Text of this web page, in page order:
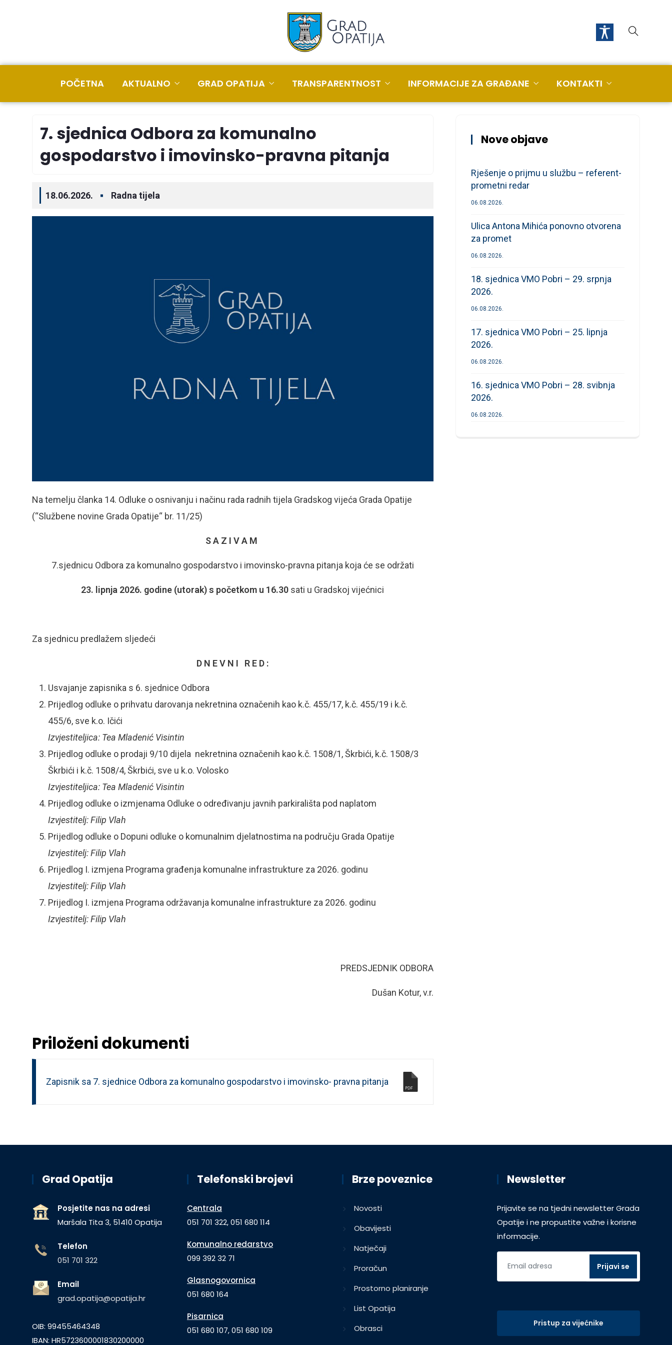
POČETNA AKTUALNO GRAD OPATIJA TRANSPARENTNOST INFORMACIJE ZA GRAĐANE KONTAKTI
7. sjednica Odbora za komunalno
gospodarstvo i imovinsko-pravna pitanja
18.06.2026. Radna tijela
Na temelju članka 14. Odluke o osnivanju i načinu rada radnih tijela Gradskog vijeća Grada Opatije
(“Službene novine Grada Opatije“ br. 11/25)
S A Z I V A M
7.sjednicu Odbora za komunalno gospodarstvo i imovinsko-pravna pitanja koja će se održati
23. lipnja 2026. godine (utorak) s početkom u 16.30 sati u Gradskoj vijećnici
Za sjednicu predlažem sljedeći
D N E V N I R E D :
Usvajanje zapisnika s 6. sjednice Odbora
Prijedlog odluke o prihvatu darovanja nekretnina označenih kao k.č. 455/17, k.č. 455/19 i k.č.
455/6, sve k.o. Ičići
Izvjestiteljica: Tea Mladenić Visintin
Prijedlog odluke o prodaji 9/10 dijela nekretnina označenih kao k.č. 1508/1, Škrbići, k.č. 1508/3
Škrbići i k.č. 1508/4, Škrbići, sve u k.o. Volosko
Izvjestiteljica: Tea Mladenić Visintin
Prijedlog odluke o izmjenama Odluke o određivanju javnih parkirališta pod naplatom
Izvjestitelj: Filip Vlah
Prijedlog odluke o Dopuni odluke o komunalnim djelatnostima na području Grada Opatije
Izvjestitelj: Filip Vlah
Prijedlog I. izmjena Programa građenja komunalne infrastrukture za 2026. godinu
Izvjestitelj: Filip Vlah
Prijedlog I. izmjena Programa održavanja komunalne infrastrukture za 2026. godinu
Izvjestitelj: Filip Vlah
PREDSJEDNIK ODBORA
Dušan Kotur, v.r.
Priloženi dokumenti
Zapisnik sa 7. sjednice Odbora za komunalno gospodarstvo i imovinsko- pravna pitanja
Nove objave
Rješenje o prijmu u službu – referent-
prometni redar
06.08.2026.
Ulica Antona Mihića ponovno otvorena
za promet
06.08.2026.
18. sjednica VMO Pobri – 29. srpnja
2026.
06.08.2026.
17. sjednica VMO Pobri – 25. lipnja
2026.
06.08.2026.
16. sjednica VMO Pobri – 28. svibnja
2026.
06.08.2026.
Grad Opatija
Posjetite nas na adresi
Maršala Tita 3, 51410 Opatija
Telefon
051 701 322
Email
grad.opatija@opatija.hr
OIB: 99455464348
IBAN: HR5723600001830200000
Telefonski brojevi
Centrala
051 701 322, 051 680 114
Komunalno redarstvo
099 392 32 71
Glasnogovornica
051 680 164
Pisarnica
051 680 107, 051 680 109
Brze poveznice
Novosti
Obavijesti
Natječaji
Proračun
Prostorno planiranje
List Opatija
Obrasci
Newsletter
Prijavite se na tjedni newsletter Grada
Opatije i ne propustite važne i korisne
informacije.
Pristup za vijećnike